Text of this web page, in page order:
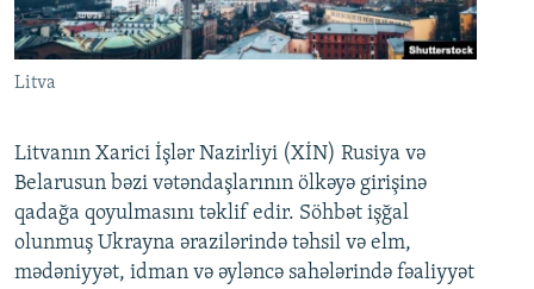
Litva
Litvanın Xarici İşlər Nazirliyi (XİN) Rusiya və
Belarusun bəzi vətəndaşlarının ölkəyə girişinə
qadağa qoyulmasını təklif edir. Söhbət işğal
olunmuş Ukrayna ərazilərində təhsil və elm,
mədəniyyət, idman və əyləncə sahələrində fəaliyyət